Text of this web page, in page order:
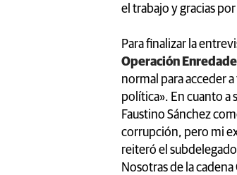
el trabajo y gracias
Para finalizar la
Operación
normal para acceder
política». En cuanto a
Faustino Sánchez
corrupción, pero mi
reiteró el
Nosotras de la cadena